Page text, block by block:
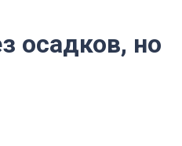
осадков, но